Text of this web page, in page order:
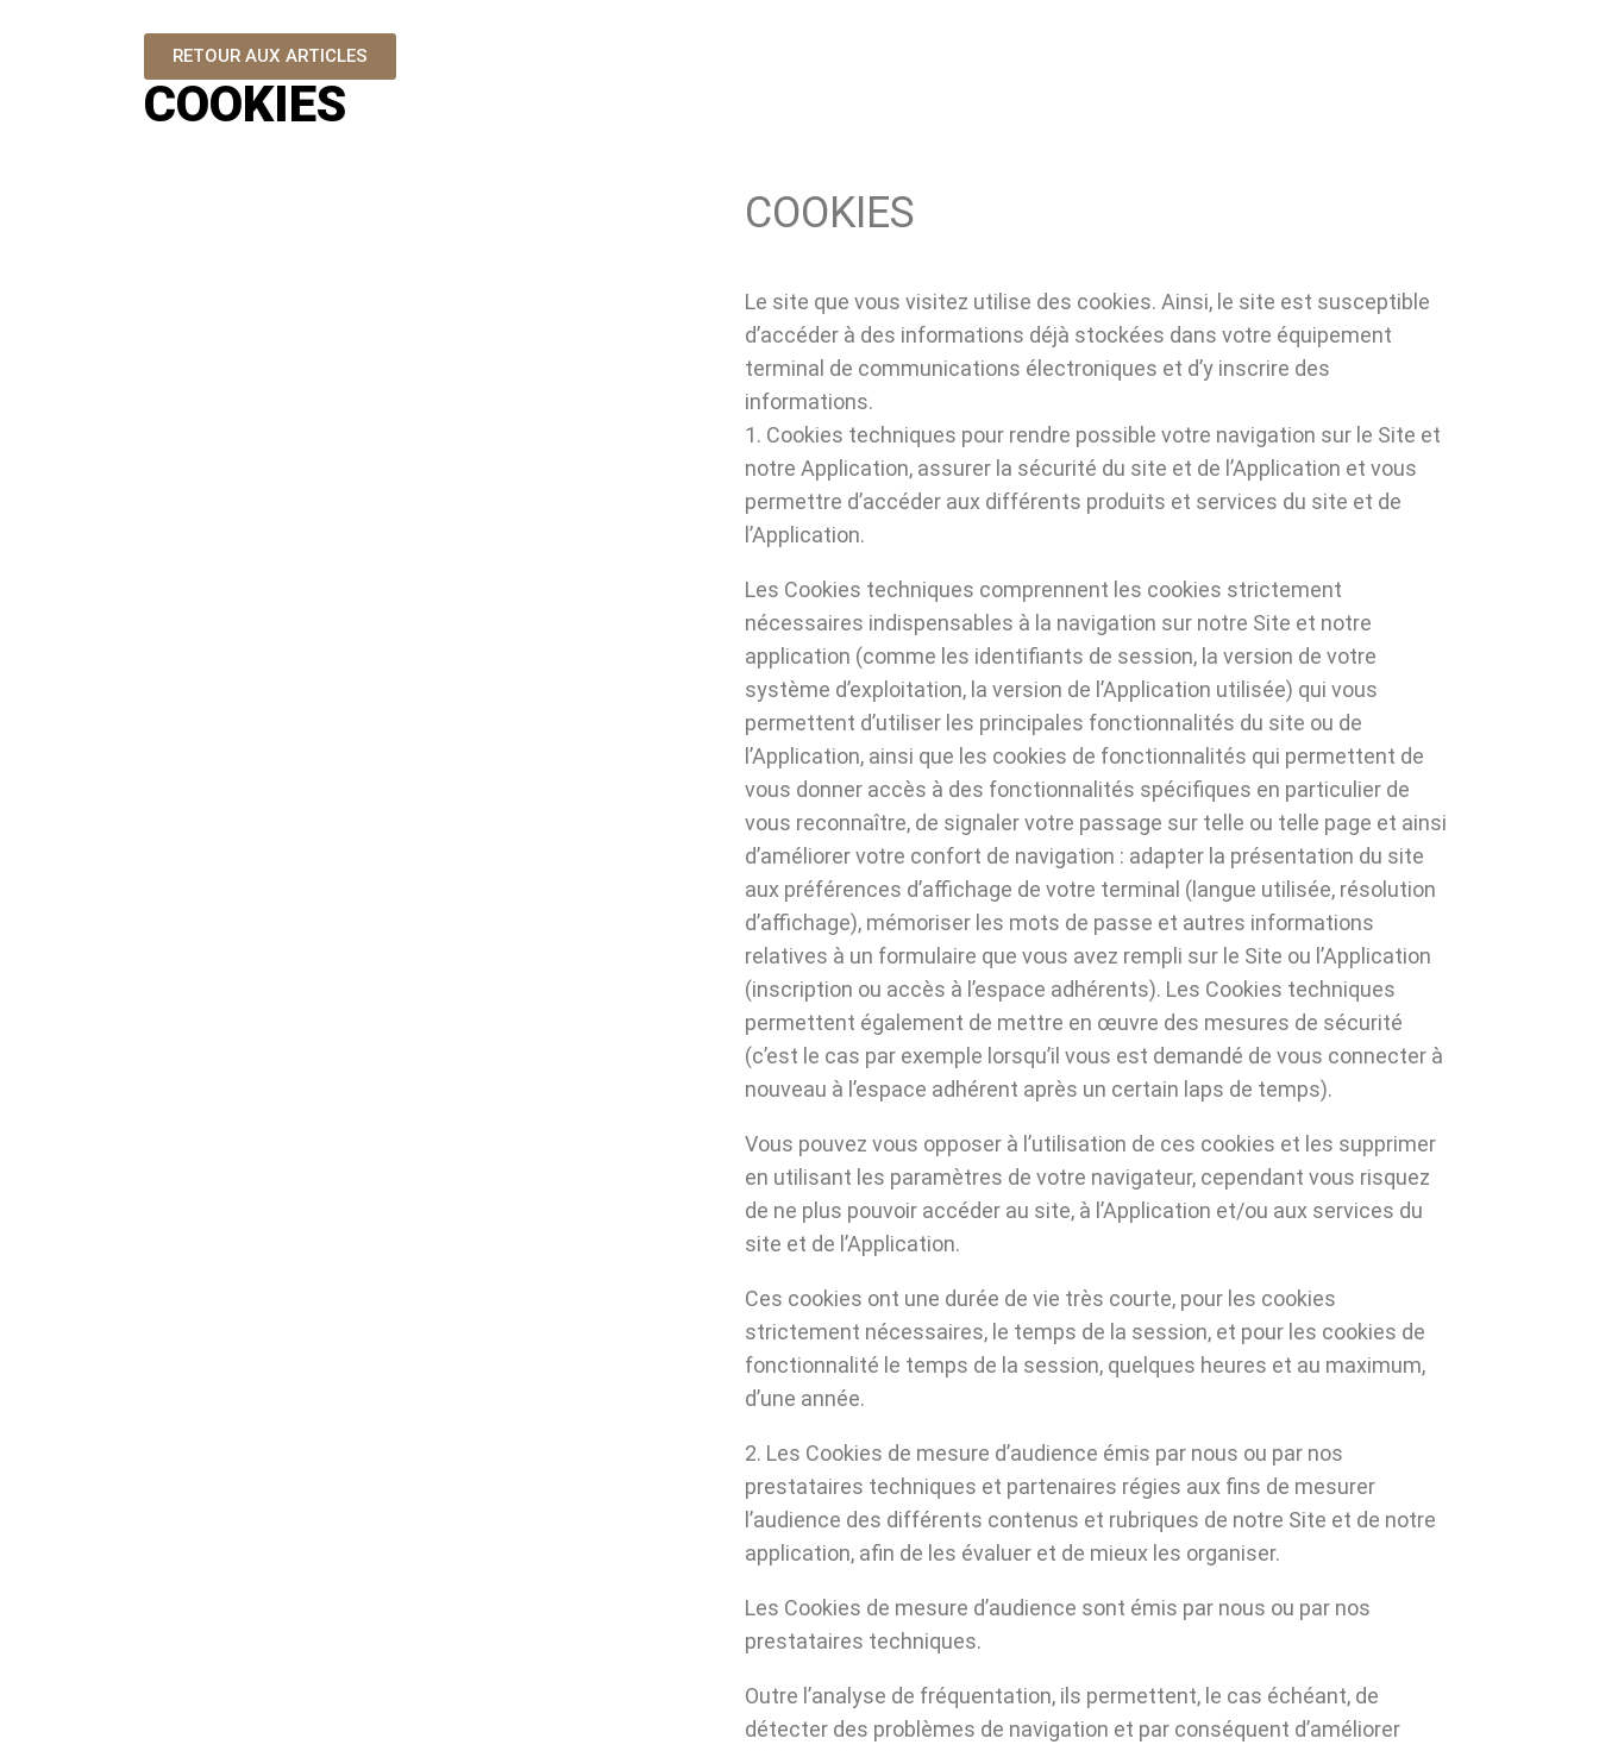
RETOUR AUX ARTICLES
COOKIES
COOKIES
Le site que vous visitez utilise des cookies. Ainsi, le site est susceptible
d’accéder à des informations déjà stockées dans votre équipement
terminal de communications électroniques et d’y inscrire des
informations.
1. Cookies techniques pour rendre possible votre navigation sur le Site et
notre Application, assurer la sécurité du site et de l’Application et vous
permettre d’accéder aux différents produits et services du site et de
l’Application.
Les Cookies techniques comprennent les cookies strictement
nécessaires indispensables à la navigation sur notre Site et notre
application (comme les identifiants de session, la version de votre
système d’exploitation, la version de l’Application utilisée) qui vous
permettent d’utiliser les principales fonctionnalités du site ou de
l’Application, ainsi que les cookies de fonctionnalités qui permettent de
vous donner accès à des fonctionnalités spécifiques en particulier de
vous reconnaître, de signaler votre passage sur telle ou telle page et ainsi
d’améliorer votre confort de navigation : adapter la présentation du site
aux préférences d’affichage de votre terminal (langue utilisée, résolution
d’affichage), mémoriser les mots de passe et autres informations
relatives à un formulaire que vous avez rempli sur le Site ou l’Application
(inscription ou accès à l’espace adhérents). Les Cookies techniques
permettent également de mettre en œuvre des mesures de sécurité
(c’est le cas par exemple lorsqu’il vous est demandé de vous connecter à
nouveau à l’espace adhérent après un certain laps de temps).
Vous pouvez vous opposer à l’utilisation de ces cookies et les supprimer
en utilisant les paramètres de votre navigateur, cependant vous risquez
de ne plus pouvoir accéder au site, à l’Application et/ou aux services du
site et de l’Application.
Ces cookies ont une durée de vie très courte, pour les cookies
strictement nécessaires, le temps de la session, et pour les cookies de
fonctionnalité le temps de la session, quelques heures et au maximum,
d’une année.
2. Les Cookies de mesure d’audience émis par nous ou par nos
prestataires techniques et partenaires régies aux fins de mesurer
l’audience des différents contenus et rubriques de notre Site et de notre
application, afin de les évaluer et de mieux les organiser.
Les Cookies de mesure d’audience sont émis par nous ou par nos
prestataires techniques.
Outre l’analyse de fréquentation, ils permettent, le cas échéant, de
détecter des problèmes de navigation et par conséquent d’améliorer